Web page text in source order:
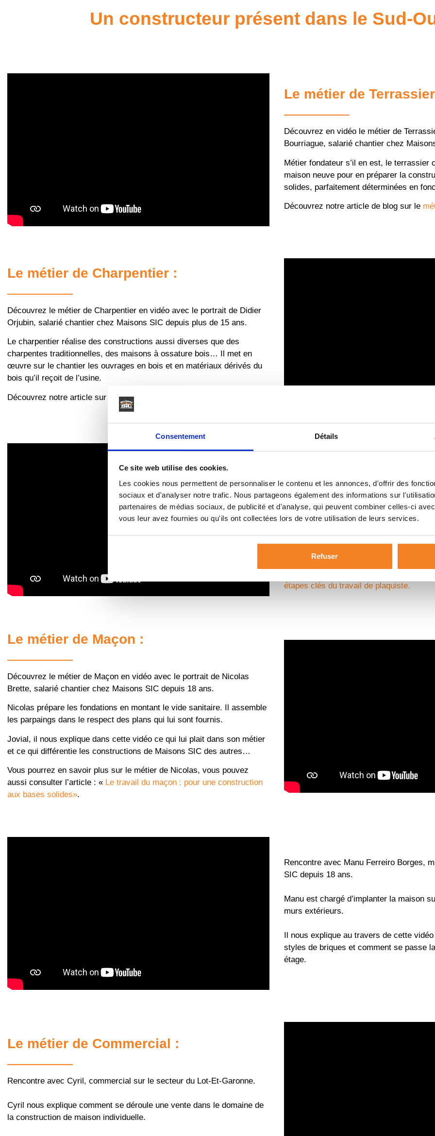
Consentement Détails
Ce site web utilise des cookies.
Les cookies nous permettent de personnaliser le contenu et les annonces, d'offrir des
sociaux et d'analyser notre trafic. Nous partageons également des informations sur
partenaires de médias sociaux, de publicité et d'analyse, qui peuvent combiner celles-ci
vous leur avez fournies ou qu'ils ont collectées lors de votre utilisation de leurs services.
Refuser
Un constructeur présent dans le Sud-
Le métier de
Découvrez en vidéo le métier de
Bourriague, salarié chantier chez
Métier fondateur s’il en est, le terrassier
maison neuve pour en préparer la
solides, parfaitement déterminées en
Découvrez notre article de blog sur le
Le métier de Charpentier :
Découvrez le métier de Charpentier en vidéo avec le portrait de Didier
Orjubin, salarié chantier chez Maisons SIC depuis plus de 15 ans.
Le charpentier réalise des constructions aussi diverses que des
charpentes traditionnelles, des maisons à ossature bois… Il met en
œuvre sur le chantier les ouvrages en bois et en matériaux dérivés du
bois qu’il reçoit de l’usine.
Découvrez notre article sur le métier de charpentier
Le métier de Plaquiste
Découvrez en vidéo le métier de
Denis Broqua, salarié chantier chez
Denis est spécialisé dans les travaux
Il pose des panneaux ou des cloisons
plaques de plâtre et les assemble au
étapes clés du travail de plaquiste.
Le métier de Maçon :
Découvrez le métier de Maçon en vidéo avec le portrait de Nicolas
Brette, salarié chantier chez Maisons SIC depuis 18 ans.
Nicolas prépare les fondations en montant le vide sanitaire. Il assemble
les parpaings dans le respect des plans qui lui sont fournis.
Jovial, il nous explique dans cette vidéo ce qui lui plait dans son métier
et ce qui différentie les constructions de Maisons SIC des autres…
Vous pourrez en savoir plus sur le métier de Nicolas, vous pouvez
aussi consulter l’article : « Le travail du maçon : pour une construction
aux bases solides».
Rencontre avec Manu Ferreiro Borges,
SIC depuis 18 ans.
Manu est chargé d’implanter la maison
murs extérieurs.
Il nous explique au travers de cette
styles de briques et comment se passe
étage.
Le métier de Commercial :
Rencontre avec Cyril, commercial sur le secteur du Lot-Et-Garonne.
Cyril nous explique comment se déroule une vente dans le domaine de
la construction de maison individuelle.